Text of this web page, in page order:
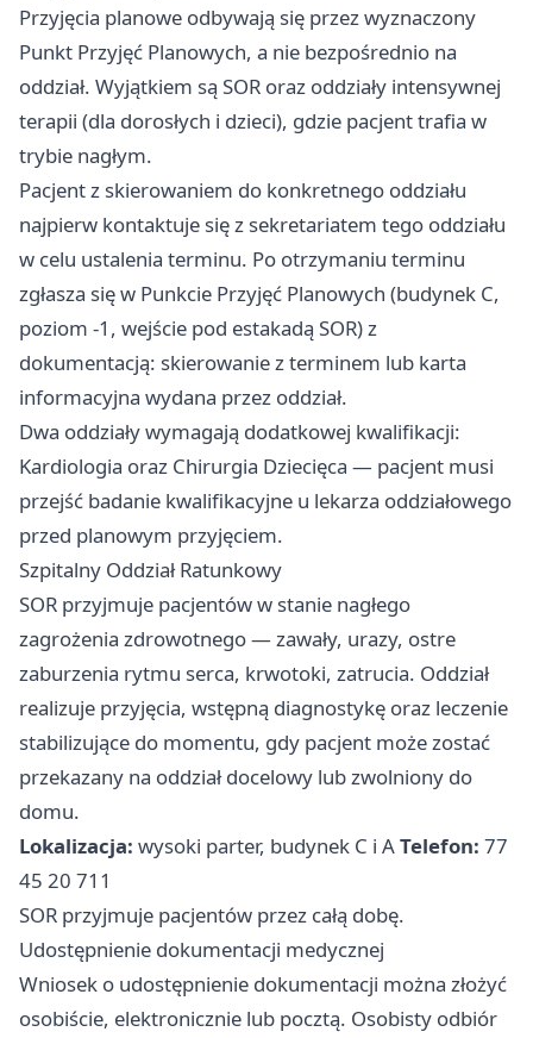
Przyjęcia planowe odbywają się przez wyznaczony
Punkt Przyjęć Planowych, a nie bezpośrednio na
oddział. Wyjątkiem są SOR oraz oddziały intensywnej
terapii (dla dorosłych i dzieci), gdzie pacjent trafia w
trybie nagłym.
Pacjent z skierowaniem do konkretnego oddziału
najpierw kontaktuje się z sekretariatem tego oddziału
w celu ustalenia terminu. Po otrzymaniu terminu
zgłasza się w Punkcie Przyjęć Planowych (budynek C,
poziom -1, wejście pod estakadą SOR) z
dokumentacją: skierowanie z terminem lub karta
informacyjna wydana przez oddział.
Dwa oddziały wymagają dodatkowej kwalifikacji:
Kardiologia oraz Chirurgia Dziecięca — pacjent musi
przejść badanie kwalifikacyjne u lekarza oddziałowego
przed planowym przyjęciem.
Szpitalny Oddział Ratunkowy
SOR przyjmuje pacjentów w stanie nagłego
zagrożenia zdrowotnego — zawały, urazy, ostre
zaburzenia rytmu serca, krwotoki, zatrucia. Oddział
realizuje przyjęcia, wstępną diagnostykę oraz leczenie
stabilizujące do momentu, gdy pacjent może zostać
przekazany na oddział docelowy lub zwolniony do
domu.
Lokalizacja: wysoki parter, budynek C i ATelefon: 77
45 20 711
SOR przyjmuje pacjentów przez całą dobę.
Udostępnienie dokumentacji medycznej
Wniosek o udostępnienie dokumentacji można złożyć
osobiście, elektronicznie lub pocztą. Osobisty odbiór